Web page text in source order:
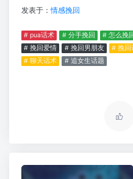
发表于：情感挽回
# pua话术 # 分手挽回 # 怎么挽
# 挽回爱情
# 挽回男朋友 # 挽回
# 聊天话术
# 追女生话题